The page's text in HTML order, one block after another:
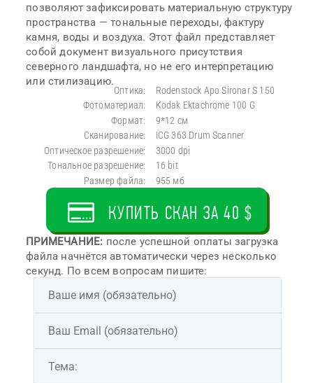
позволяют зафиксировать материальную структуру
пространства — тональные переходы, фактуру
камня, воды и воздуха. Этот файл представляет
собой документ визуального присутствия
северного ландшафта, но не его интерпретацию
или стилизацию.
Оптика:
Фотоматериал:
Формат:
Сканирование:
Оптическое разрешение:
Тональное разрешение:
Размер файла:
Rodenstock Apo Sironar S 150
Kodak Ektachrome 100 G
9*12 см
ICG 363 Drum Scanner
3000 dpi
16 bit
955 мб
КУПИТЬ СКАН ЗА 40 $
ПРИМЕЧАНИЕ: после успешной оплаты загрузка
файла начнётся автоматически через несколько
секунд. По всем вопросам пишите: